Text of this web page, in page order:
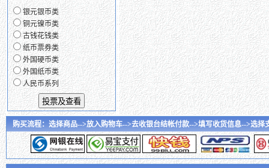
银元银币类
铜元镍币类
古钱花钱类
纸币票券类
外国硬币类
外国纸币类
人民币系列
购买流程：选择商品-->放入购物车-->去收银台结帐付款-->填写收货信息-->选